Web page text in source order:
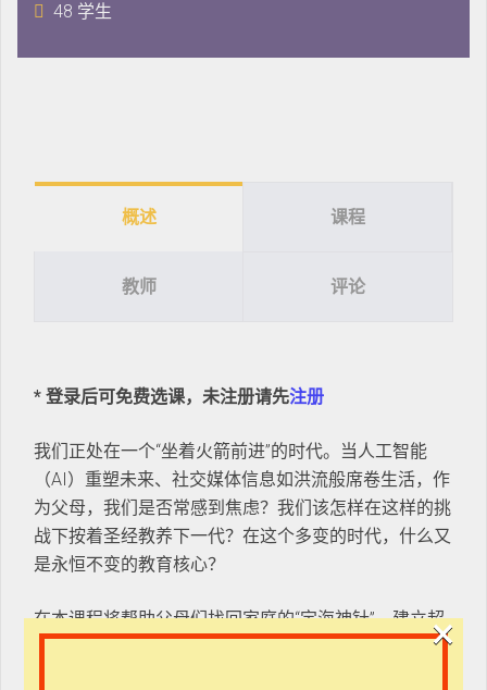
48 学生
概述 课程
教师 评论
* 登录后可免费选课，未注册请先注册
我们正处在一个“坐着火箭前进”的时代。当人工智能
（AI）重塑未来、社交媒体信息如洪流般席卷生活，作
为父母，我们是否常感到焦虑？我们该怎样在这样的挑
战下按着圣经教养下一代？在这个多变的时代，什么又
是永恒不变的教育核心？
在本课程将帮助父母们找回家庭的“定海神针”，建立超×